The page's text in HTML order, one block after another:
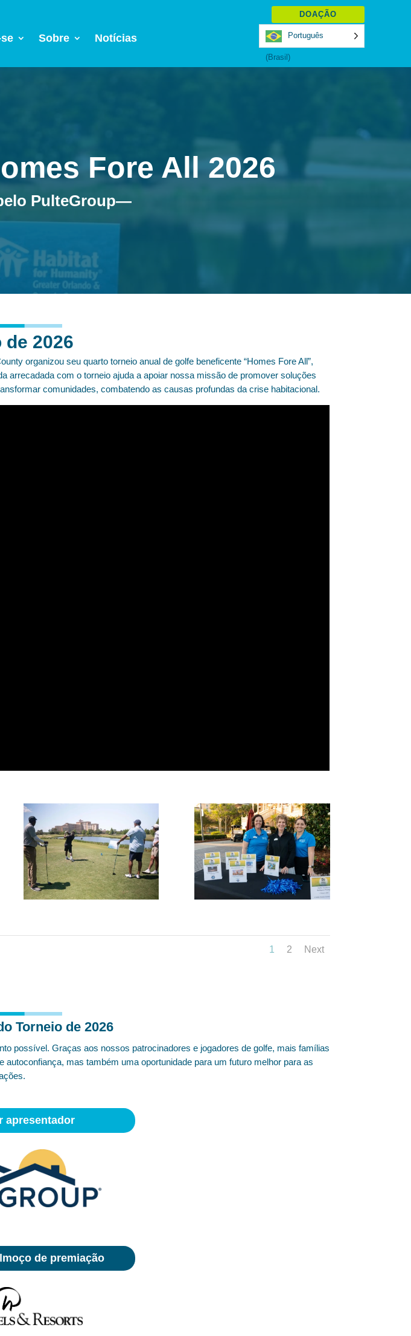
Sobre Notícias
DOAÇÃO
Português
(Brasil)
Fore All 2026
PulteGroup—
de 2026
organizou seu quarto torneio anual de golfe beneficente “Homes Fore All”,
arrecadada com o torneio ajuda a apoiar nossa missão de promover soluções
comunidades, combatendo as causas profundas da crise habitacional.
1 2 Next
Torneio de 2026
possível. Graças aos nossos patrocinadores e jogadores de golfe, mais famílias
mas também uma oportunidade para um futuro melhor para as
apresentador
de premiação